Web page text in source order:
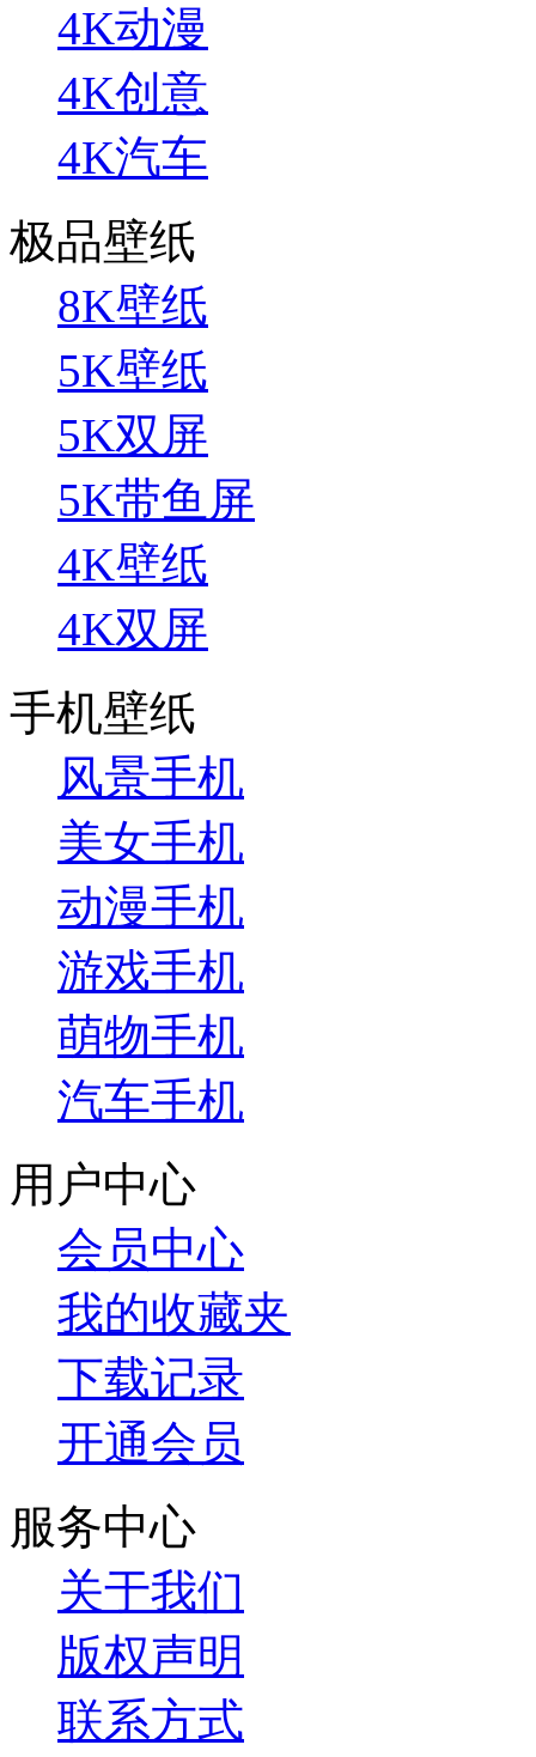
4K动漫
4K创意
4K汽车
极品壁纸
8K壁纸
5K壁纸
5K双屏
5K带鱼屏
4K壁纸
4K双屏
手机壁纸
风景手机
美女手机
动漫手机
游戏手机
萌物手机
汽车手机
用户中心
会员中心
我的收藏夹
下载记录
开通会员
服务中心
关于我们
版权声明
联系方式